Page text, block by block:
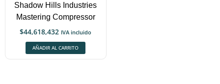
Shadow Hills Industries
Mastering Compressor
$44,618,432 IVA incluido
AÑADIR AL CARRITO